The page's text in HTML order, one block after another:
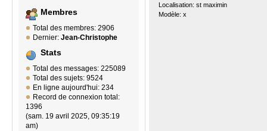
Membres
Total des membres: 2906
Dernier: Jean-Christophe
Stats
Total des messages: 225089
Total des sujets: 9524
En ligne aujourd'hui: 234
Record de connexion total:
1396
(sam. 19 avril 2025, 09:35:19
am)
Localisation: st maximin
Modèle: x